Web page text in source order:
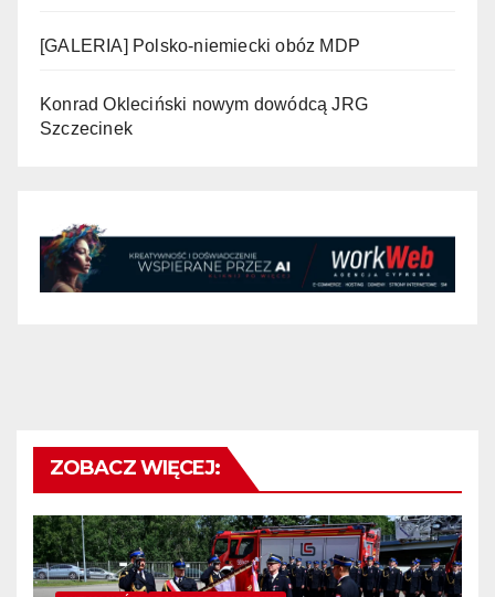
[GALERIA] Polsko-niemiecki obóz MDP
Konrad Okleciński nowym dowódcą JRG
Szczecinek
ZOBACZ WIĘCEJ: